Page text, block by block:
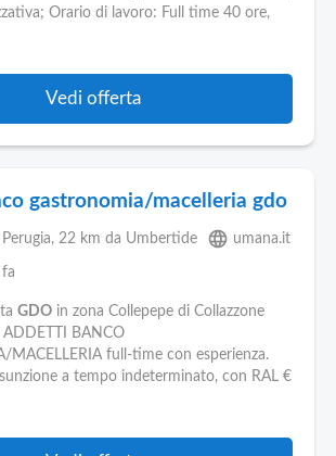
Orario di lavoro: Full time 40 ore,
Vedi offerta
gastronomia/macelleria gdo
Perugia, 22 km da Umbertide language umana.it
GDO in zona Collepepe di Collazzone
ADDETTI BANCO
MACELLERIA full-time con esperienza.
a tempo indeterminato, con RAL €